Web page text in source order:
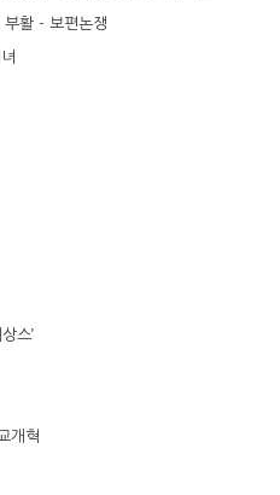
부활 - 보편논쟁
스’
개혁